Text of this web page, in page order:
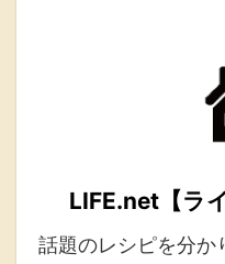
LIFE.net【ラ
話題のレシピを分か